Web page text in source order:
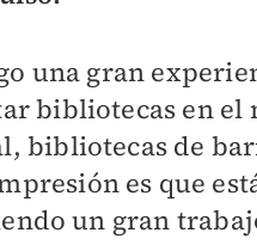
una gran
bibliotecas en el
bibliotecas de
es que
un gran